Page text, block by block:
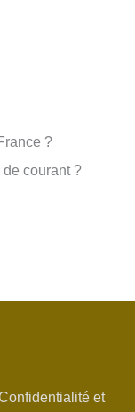
?
courant ?
et